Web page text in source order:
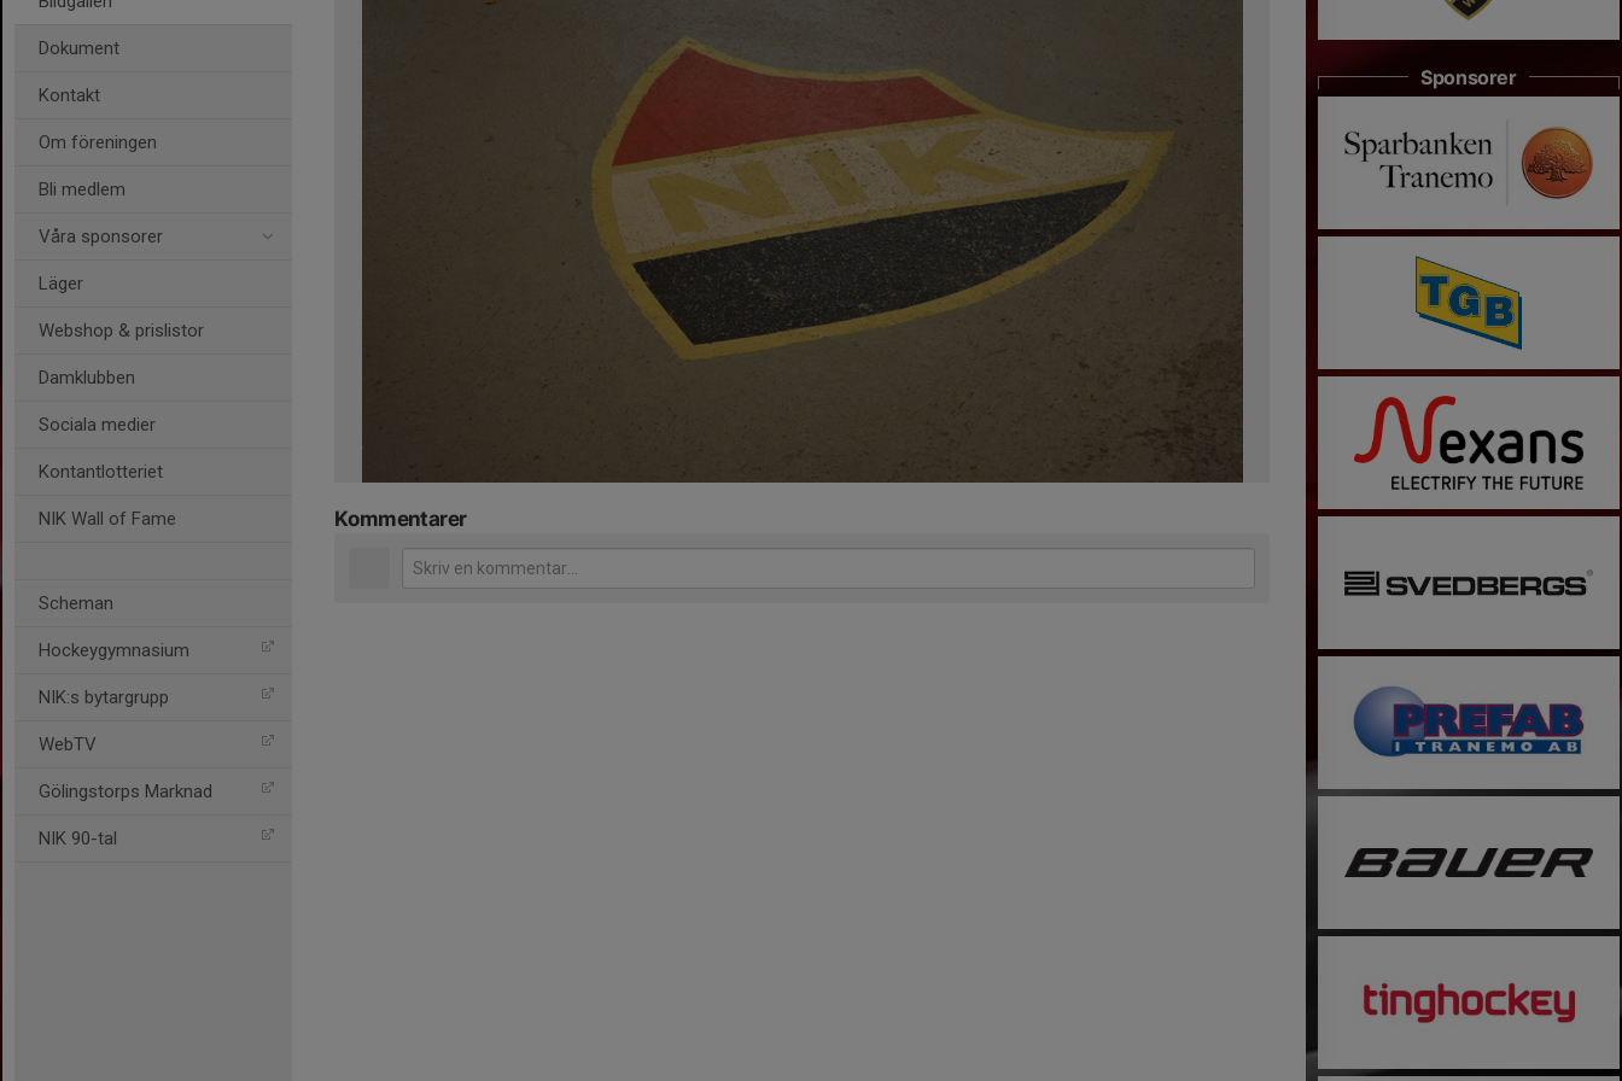
Dokument
Kontakt
Om föreningen
Bli medlem
Våra sponsorer
Läger
Webshop & prislistor
Damklubben
Sociala medier
Kontantlotteriet
NIK Wall of Fame
Scheman
Hockeygymnasium
NIK:s bytargrupp
WebTV
Gölingstorps Marknad
NIK 90-tal
Kommentarer
Sponsorer